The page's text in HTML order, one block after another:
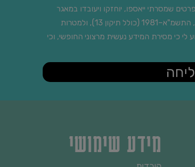
שמסרתי ייאספו, יוחזקו ויעובדו במאגר
מידע בהתאם להוראות חוק הגנת הפרטיות, התשמ"א–1981 (כולל תיקון 13), ולמטרות
לי כי מסירת המידע נעשית מרצוני החופשי, וכי
מידע שימושי